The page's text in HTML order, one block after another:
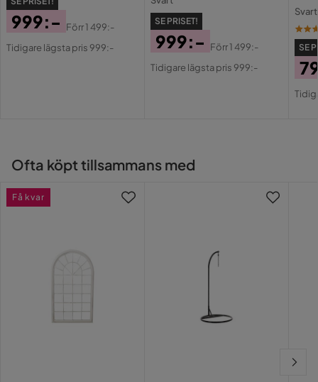
Nyckelfunktioner:
Underhållstips:
Järn:
Pris
999:-
Original
Förr1 499:-
Tidigare lägsta pris 999:-
SE PRISET!
Pris
999:-
Original
Förr1 499:-
Tidigare lägsta pris 999:-
Svart
SE
Ofta köpt tillsammans med
Få kvar